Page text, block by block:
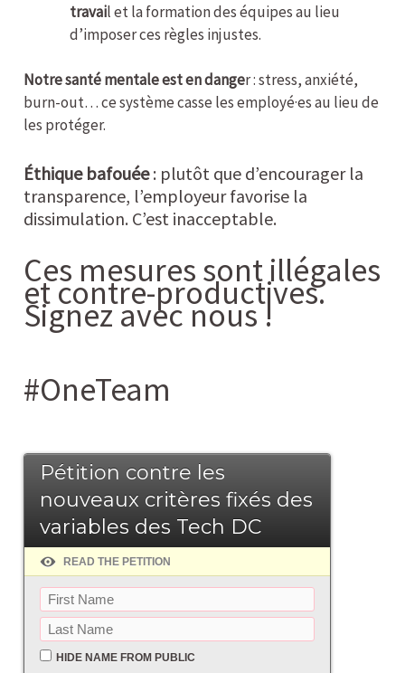
travail et la formation des équipes au lieu
d’imposer ces règles injustes.
Notre santé mentale est en danger : stress, anxiété,
burn-out… ce système casse les employé·es au lieu de
les protéger.
Éthique bafouée: plutôt que d’encourager la
transparence, l’employeur favorise la
dissimulation. C’est inacceptable.
Ces mesures sont illégales
et contre-productives.
Signez avec nous !
#OneTeam
Pétition contre les
nouveaux critères fixés des
variables des Tech DC
READ THE PETITION
HIDE NAME FROM PUBLIC